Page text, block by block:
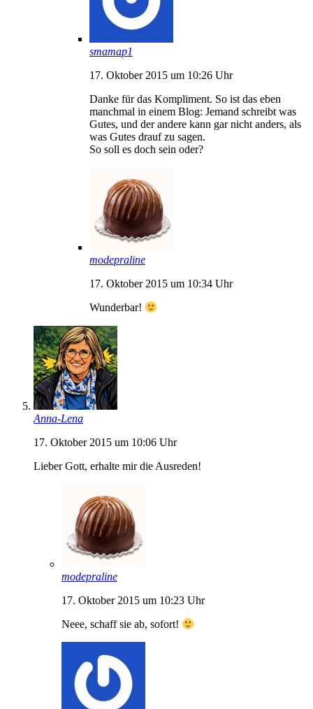
smamap1
17. Oktober 2015 um 10:26 Uhr
Danke für das Kompliment. So ist das eben
manchmal in einem Blog: Jemand schreibt was
Gutes, und der andere kann gar nicht anders, als
was Gutes drauf zu sagen.
So soll es doch sein oder?
modepraline
17. Oktober 2015 um 10:34 Uhr
Wunderbar!
Anna-Lena
17. Oktober 2015 um 10:06 Uhr
Lieber Gott, erhalte mir die Ausreden!
modepraline
17. Oktober 2015 um 10:23 Uhr
Neee, schaff sie ab, sofort!